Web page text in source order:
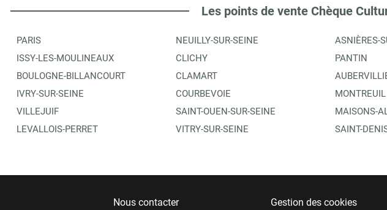
Les points de vente Chèque
PARIS
ISSY-LES-MOULINEAUX
BOULOGNE-BILLANCOURT
IVRY-SUR-SEINE
VILLEJUIF
LEVALLOIS-PERRET
NEUILLY-SUR-SEINE
CLICHY
CLAMART
COURBEVOIE
SAINT-OUEN-SUR-SEINE
VITRY-SUR-SEINE
ASNIÈRES-
PANTIN
MONTREUIL
MAISONS-
SAINT-
Nous contacter Gestion des cookies